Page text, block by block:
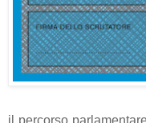
il percorso parl ament